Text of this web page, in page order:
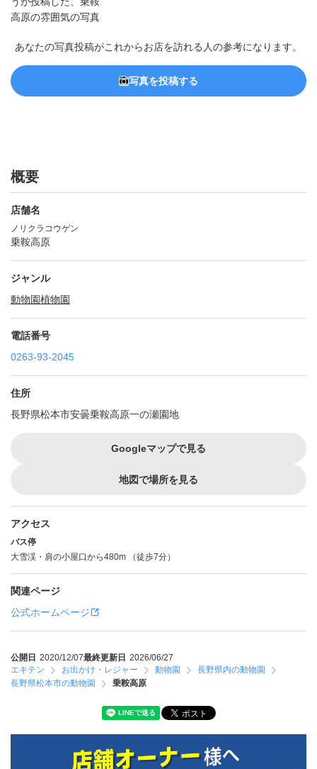
あなたの写真投稿がこれからお店を訪れる人の参考になります。
写真を投稿する
概要
店舗名
ノリクラコウゲン
乗鞍高原
ジャンル
動物園植物園
電話番号
0263-93-2045
住所
長野県松本市安曇乗鞍高原一の瀬園地
Googleマップで見る
地図で場所を見る
アクセス
バス停
大雪渓・肩の小屋口から480m （徒歩7分）
関連ページ
公式ホームページ
公開日 2020/12/07最終更新日 2026/06/27
エキテン
お出かけ・レジャー 動物園
長野県内の動物園
長野県松本市の動物園
乗鞍高原